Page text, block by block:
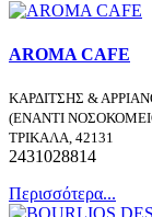
AROMA CAFE
ΚΑΡΔΙΤΣΗΣ &
(ΕΝΑΝΤΙ
ΤΡΙΚΑΛΑ, 42131
2431028814
Περισσότερα...